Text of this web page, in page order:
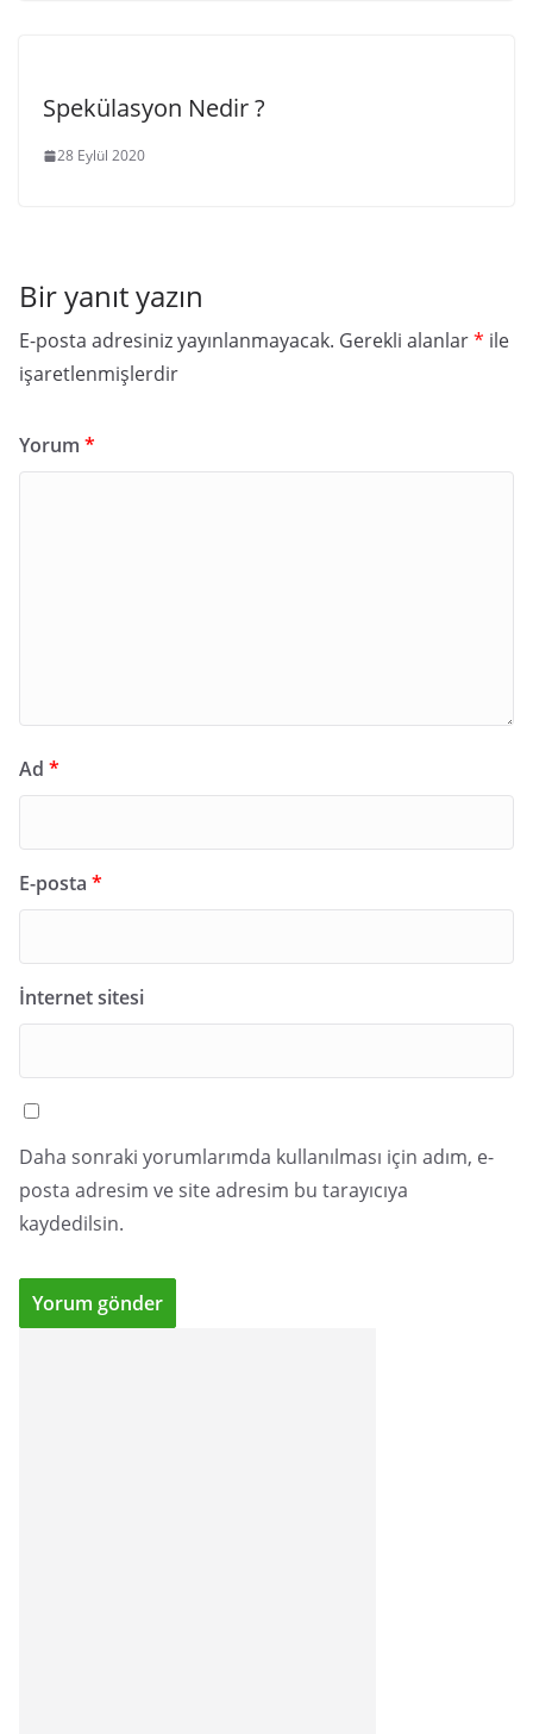
Spekülasyon Nedir ?
28 Eylül 2020
Bir yanıt yazın
E-posta adresiniz yayınlanmayacak. Gerekli alanlar* ile
işaretlenmişlerdir
Yorum *
Ad *
E-posta *
İnternet sitesi
Daha sonraki yorumlarımda kullanılması için adım, e-
posta adresim ve site adresim bu tarayıcıya
kaydedilsin.